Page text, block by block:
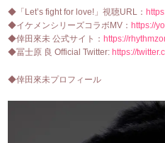
◆「Let’s fight for love!」視聴URL：
◆イケメンシリーズコラボMV： https://
◆倖田來未 公式サイト： https://
◆冨士原 良 Official Twitter: https://
◆倖田來未プロフィール